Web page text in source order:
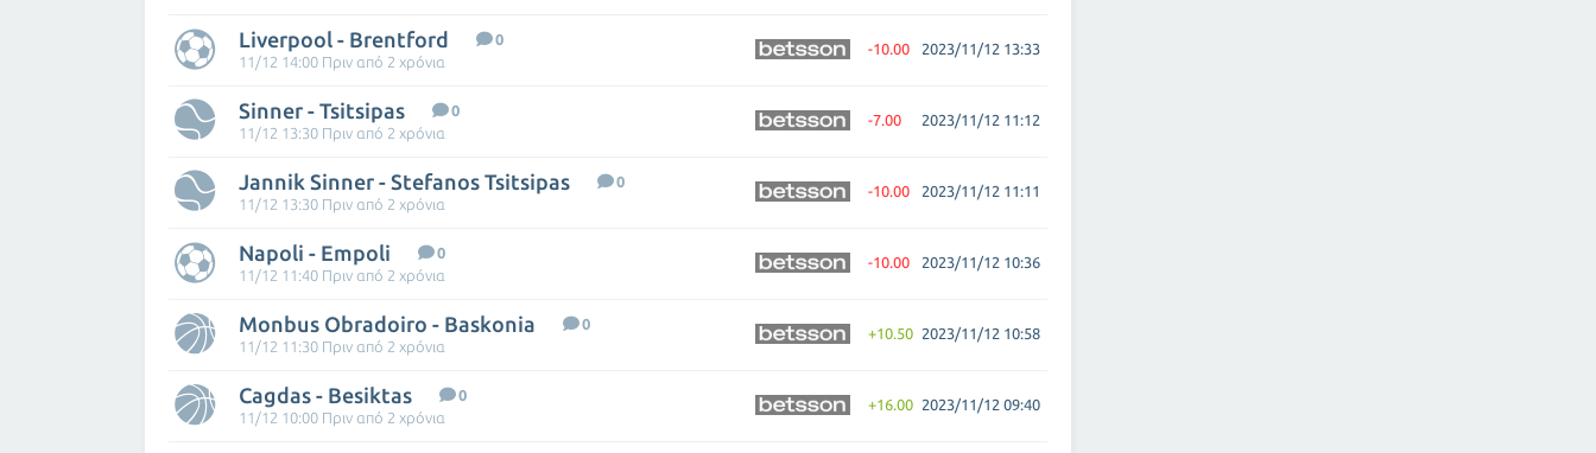
Liverpool - Brentford
0
11/12 14:00 Πριν από 2 χρόνια
-10.00 2023/11/12 13:33
Sinner - Tsitsipas
0
11/12 13:30 Πριν από 2 χρόνια
-7.00 2023/11/12 11:12
Jannik Sinner - Stefanos Tsitsipas
0
11/12 13:30 Πριν από 2 χρόνια
-10.00 2023/11/12 11:11
Napoli - Empoli
0
11/12 11:40 Πριν από 2 χρόνια
-10.00 2023/11/12 10:36
Monbus Obradoiro - Baskonia
0
11/12 11:30 Πριν από 2 χρόνια
+10.50 2023/11/12 10:58
Cagdas - Besiktas
0
11/12 10:00 Πριν από 2 χρόνια
+16.00 2023/11/12 09:40